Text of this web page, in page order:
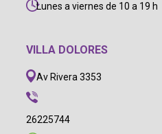
Lunes a viernes de 10 a 19 h
VILLA DOLORES
Av Rivera 3353
26225744